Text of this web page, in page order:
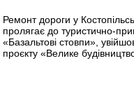
Ремонт дороги у
пролягає до туристично-
«Базальтові стовпи»,
проєкту «Велике